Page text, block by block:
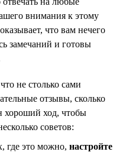
внимания к этому
что вам нечего
замечаний и готовы
не столько сами
отзывы, сколько
хороший ход, чтобы
советов:
где это можно, настройте